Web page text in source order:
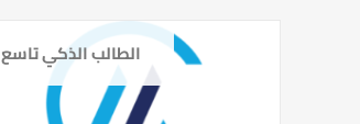
الطالب الذكي تاسع